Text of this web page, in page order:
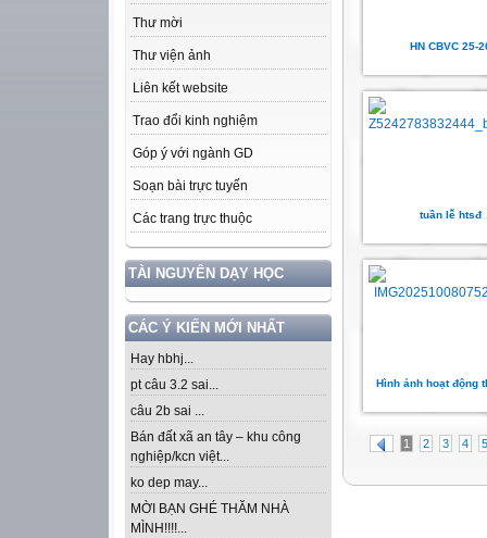
Thư mời
Thư viện ảnh
Liên kết website
Trao đổi kinh nghiệm
Góp ý với ngành GD
Soạn bài trực tuyến
Các trang trực thuộc
TÀI NGUYÊN DẠY HỌC
CÁC Ý KIẾN MỚI NHẤT
Hay hbhj...
pt câu 3.2 sai...
câu 2b sai ...
Bán đất xã an tây – khu công
nghiệp/kcn việt...
ko dep may...
MỜI BẠN GHÉ THĂM NHÀ
MÌNH!!!!...
HN CBVC 25-
tuần lễ htsđ
Hình ảnh hoạt động
1 2 3 4 5